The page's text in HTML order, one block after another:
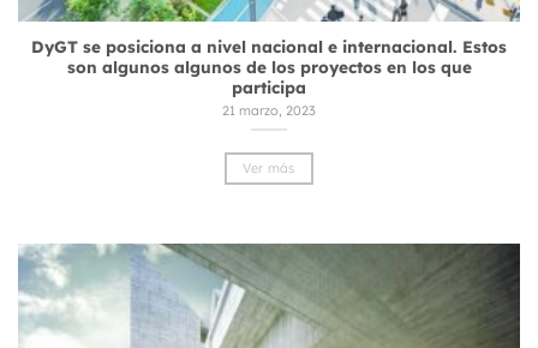
DyGT se posiciona a nivel nacional e internacional. Estos
son algunos algunos de los proyectos en los que
participa
21 marzo, 2023
Ver más